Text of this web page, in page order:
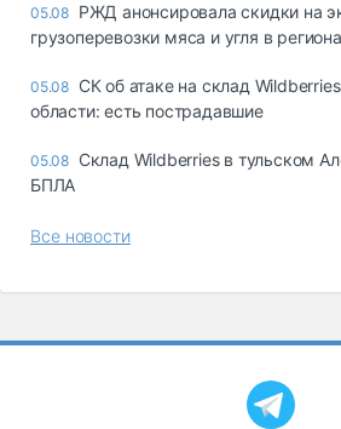
05.08 РЖД анонсировала скидки на
грузоперевозки мяса и угля в
05.08 СК об атаке на склад
области: есть пострадавшие
05.08 Склад Wildberries в тульском
БПЛА
Все новости